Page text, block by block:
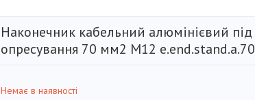
Наконечник кабельний алюмінієвий під
опресування 70 мм2 М12 e.end.stand.a.70
Немає в наявності